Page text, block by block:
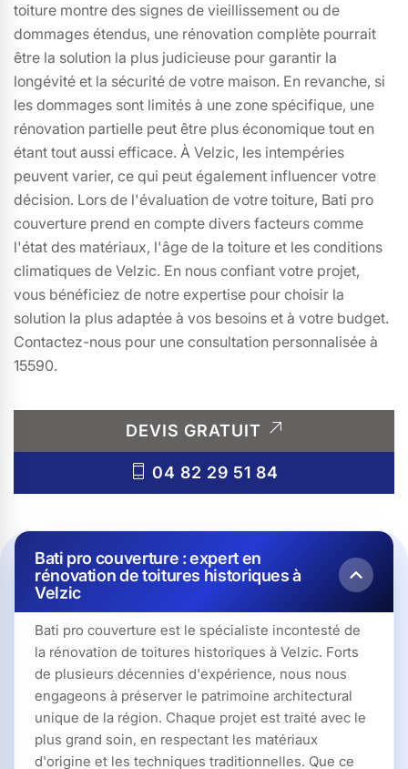
toiture montre des signes de vieillissement ou de
dommages étendus, une rénovation complète pourrait
être la solution la plus judicieuse pour garantir la
longévité et la sécurité de votre maison. En revanche, si
les dommages sont limités à une zone spécifique, une
rénovation partielle peut être plus économique tout en
étant tout aussi efficace. À Velzic, les intempéries
peuvent varier, ce qui peut également influencer votre
décision. Lors de l'évaluation de votre toiture, Bati pro
couverture prend en compte divers facteurs comme
l'état des matériaux, l'âge de la toiture et les conditions
climatiques de Velzic. En nous confiant votre projet,
vous bénéficiez de notre expertise pour choisir la
solution la plus adaptée à vos besoins et à votre budget.
Contactez-nous pour une consultation personnalisée à
15590.
DEVIS GRATUIT
04 82 29 51 84
Bati pro couverture : expert en
rénovation de toitures historiques à
Velzic
Bati pro couverture est le spécialiste incontesté de
la rénovation de toitures historiques à Velzic. Forts
de plusieurs décennies d'expérience, nous nous
engageons à préserver le patrimoine architectural
unique de la région. Chaque projet est traité avec le
plus grand soin, en respectant les matériaux
d'origine et les techniques traditionnelles. Que ce